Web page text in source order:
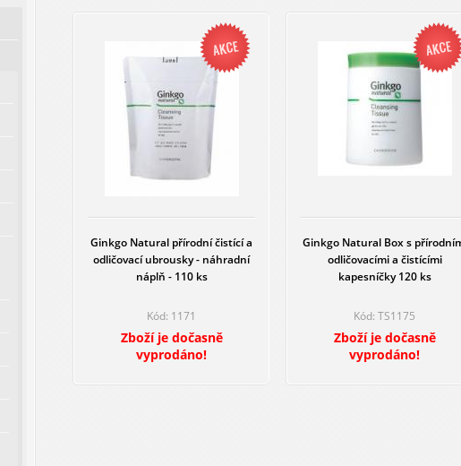
Ginkgo Natural přírodní čistící a
odličovací ubrousky - náhradní
náplň - 110 ks
Kód: 1171
Zboží je dočasně
vyprodáno!
Ginkgo Natural Box s
odličovacími a čistícími
kapesníčky 120 ks
Kód: TS1175
Zboží je dočasně
vyprodáno!